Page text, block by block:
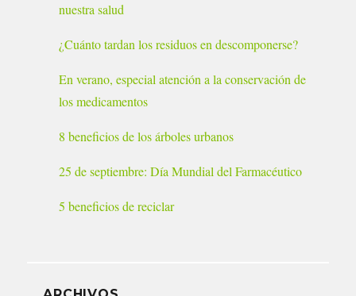
nuestra salud
¿Cuánto tardan los residuos en descomponerse?
En verano, especial atención a la conservación de
los medicamentos
8 beneficios de los árboles urbanos
25 de septiembre: Día Mundial del Farmacéutico
5 beneficios de reciclar